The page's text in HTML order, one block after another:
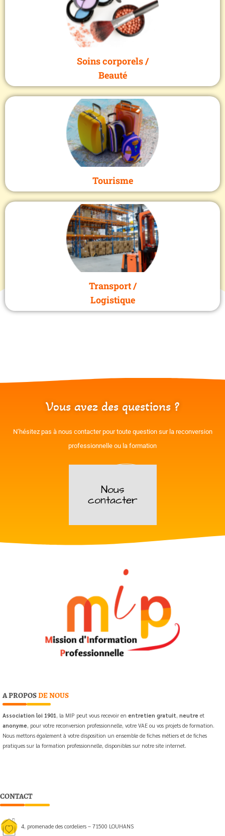
Soins corporels /
Beauté
Tourisme
Transport /
Logistique
Vous avez des questions ?
N’hésitez pas à nous contacter pour toute question sur la reconversion
professionnelle ou la formation
Nous
contacter
A PROPOSDE NOUS
Association loi 1901, la MIP peut vous recevoir en entretien gratuit, neutre et
anonyme, pour votre reconversion professionnelle, votre VAE ou vos projets de formation.
Nous mettons également à votre disposition un ensemble de fiches métiers et de fiches
pratiques sur la formation professionnelle, disponibles sur notre site internet.
CONTACT
4, promenade des cordeliers – 71500 LOUHANS